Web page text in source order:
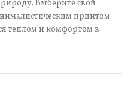
Выберите свой
принтом
теплом и комфортом в